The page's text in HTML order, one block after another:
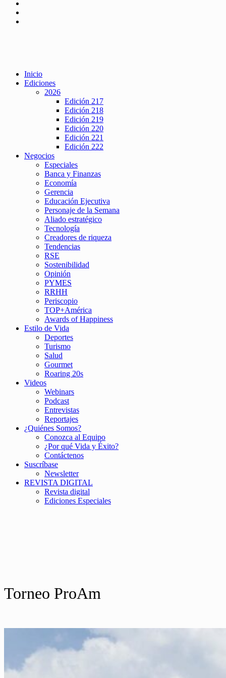
Inicio
Ediciones
2026
Edición 217
Edición 218
Edición 219
Edición 220
Edición 221
Edición 222
Negocios
Especiales
Banca y Finanzas
Economía
Gerencia
Educación Ejecutiva
Personaje de la Semana
Aliado estratégico
Tecnología
Creadores de riqueza
Tendencias
RSE
Sostenibilidad
Opinión
PYMES
RRHH
Periscopio
TOP+América
Awards of Happiness
Estilo de Vida
Deportes
Turismo
Salud
Gourmet
Roaring 20s
Videos
Webinars
Podcast
Entrevistas
Reportajes
¿Quiénes Somos?
Conozca al Equipo
¿Por qué Vida y Éxito?
Contáctenos
Suscríbase
Newsletter
REVISTA DIGITAL
Revista digital
Ediciones Especiales
Torneo ProAm